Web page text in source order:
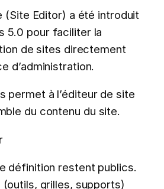
(Site Editor) a été introduit
5.0 pour faciliter la
de sites directement
d’administration.
permet à l’éditeur de site
du contenu du site.
définition restent publics.
grilles, supports)